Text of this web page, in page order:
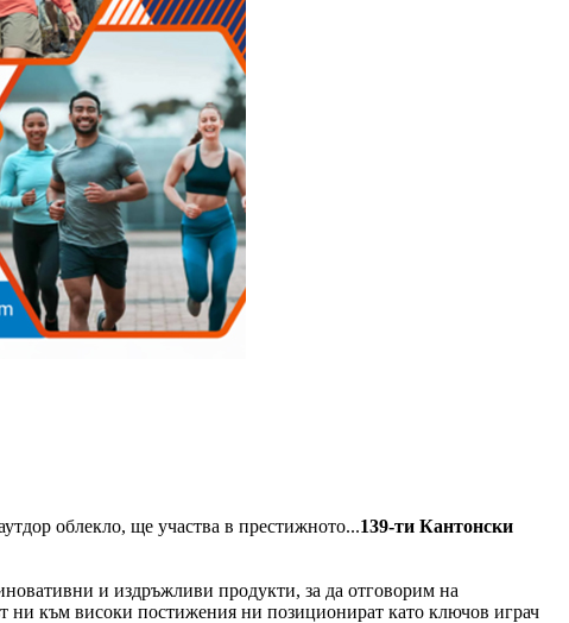
облекло, ще участва в престижното...139-ти Кантонски
и издръжливи продукти, за да отговорим на
ни към високи постижения ни позиционират като ключов играч